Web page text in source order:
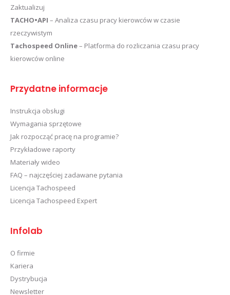
Zaktualizuj
TACHO•API – Analiza czasu pracy kierowców w czasie
rzeczywistym
Tachospeed Online– Platforma do rozliczania czasu pracy
kierowców online
Przydatne informacje
Instrukcja obsługi
Wymagania sprzętowe
Jak rozpocząć pracę na programie?
Przykładowe raporty
Materiały wideo
FAQ – najczęściej zadawane pytania
Licencja Tachospeed
Licencja Tachospeed Expert
Infolab
O firmie
Kariera
Dystrybucja
Newsletter